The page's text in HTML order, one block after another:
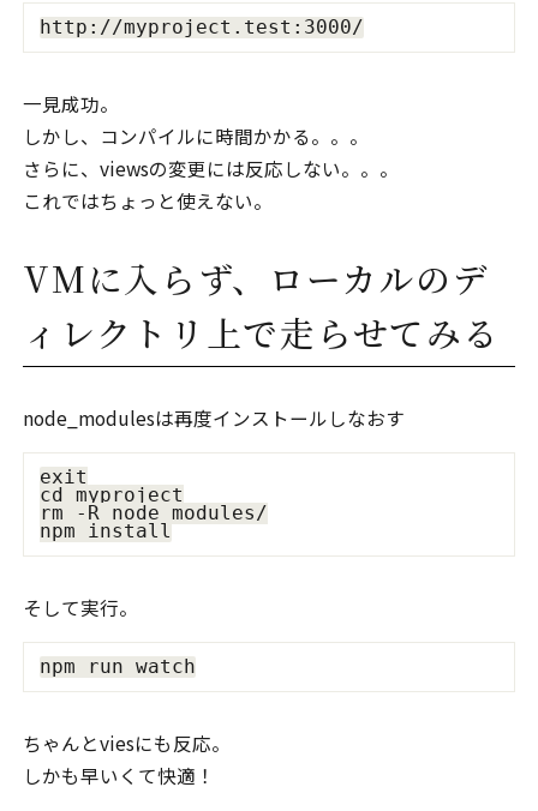
一見成功。
しかし、コンパイルに時間かかる。。。
さらに、viewsの変更には反応しない。。。
これではちょっと使えない。
VMに入らず、ローカルのデ
ィレクトリ上で走らせてみる
node_modulesは再度インストールしなおす
exit
cd myproject
rm -R node_modules/
そして実行。
ちゃんとviesにも反応。
しかも早いくて快適！